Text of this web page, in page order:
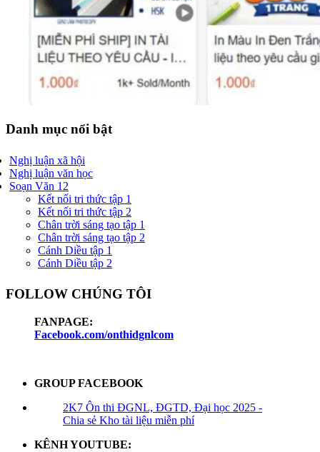
Danh mục nổi bật
Nghị luận xã hội
Nghị luận văn học
Soạn Văn 12
Kết nối tri thức tập 1
Kết nối tri thức tập 2
Chân trời sáng tạo tập 1
Chân trời sáng tạo tập 2
Cánh Diều tập 1
Cánh Diều tập 2
FOLLOW CHÚNG TÔI
FANPAGE:
Facebook.com/onthidgnlcom
GROUP FACEBOOK
2K7 Ôn thi ĐGNL, ĐGTD, Đại học 2025 -
Chia sẻ Kho tài liệu miễn phí
KÊNH YOUTUBE: